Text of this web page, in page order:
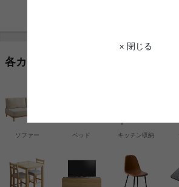
× 閉じる
各カテゴリーから探す
ソファー ベッド キッチン収納